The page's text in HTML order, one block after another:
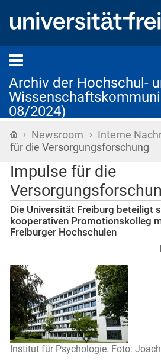
Archiv der Hochschul-
08/2024)
Startseite
› Newsroom › Interne
für die Versorgungsforschung
Impulse für die
Die Universität Freiburg beteiligt
kooperativen Promotionskolleg
Freiburger Hochschulen
Institut für Psychologie. Foto: